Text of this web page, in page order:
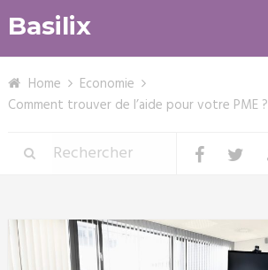
Basilix
Home
Economie
Comment trouver de l’aide pour votre PME ?